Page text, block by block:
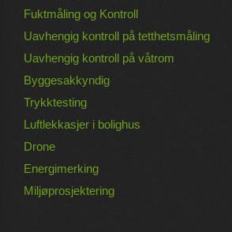
Fuktmåling og Kontroll
Uavhengig kontroll på tetthetsmåling
Uavhengig kontroll på våtrom
Byggesakkyndig
Trykktesting
Luftlekkasjer i bolighus
Drone
Energimerking
Miljøprosjektering